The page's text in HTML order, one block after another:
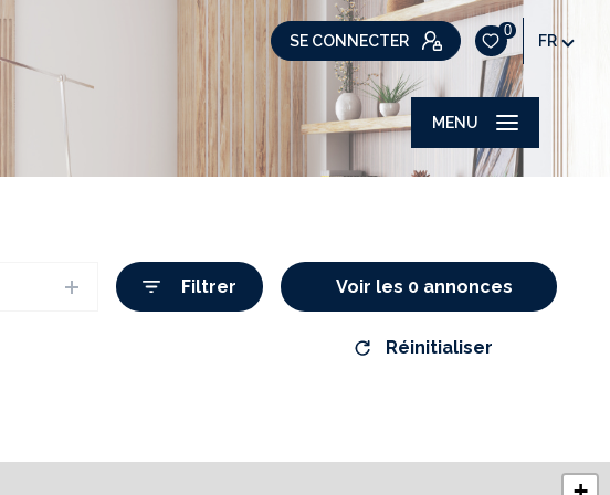
SE CONNECTER
0
FR
MENU
Filtrer Voir les 0 annonces
Réinitialiser